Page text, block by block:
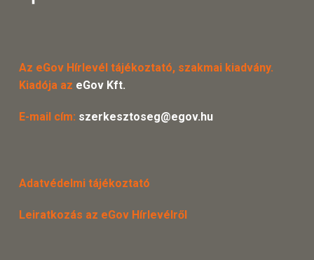
Az eGov Hírlevél tájékoztató, szakmai kiadvány.
Kiadója az eGov Kft.
E-mail cím: szerkesztoseg@egov.hu
Adatvédelmi tájékoztató
Leiratkozás az eGov Hírlevélről